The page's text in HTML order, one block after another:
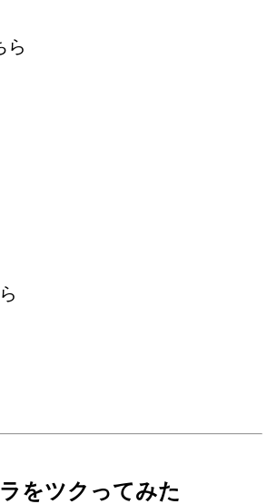
ら
をツクってみた